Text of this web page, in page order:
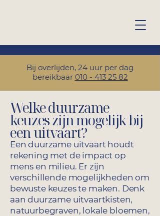
Bij overlijden, 24 uur per dag
bereikbaar 010 - 413 25 82
Welke duurzame
keuzes zijn mogelijk bij
een uitvaart?
Een duurzame uitvaart houdt
rekening met de impact op
mens en milieu. Er zijn
verschillende mogelijkheden om
bewuste keuzes te maken. Denk
aan duurzame uitvaartkisten,
natuurbegraven, lokale bloemen,